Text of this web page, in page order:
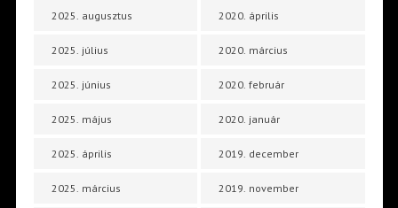
2025. augusztus
2025. július
2025. június
2025. május
2025. április
2025. március
2020. április
2020. március
2020. február
2020. január
2019. december
2019. november